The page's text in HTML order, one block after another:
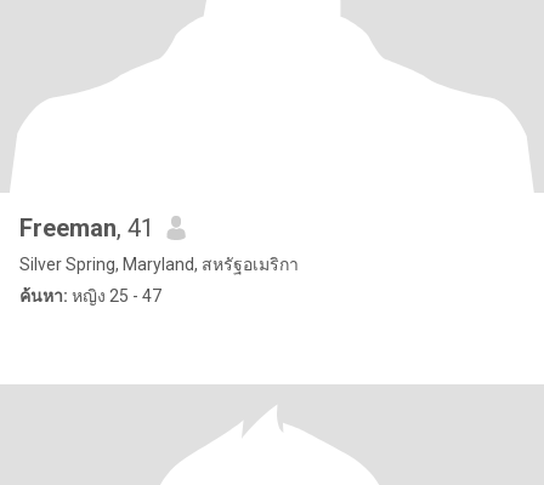
Freeman, 41
Silver Spring, Maryland, สหรัฐอเมริกา
ค้นหา: หญิง 25 - 47